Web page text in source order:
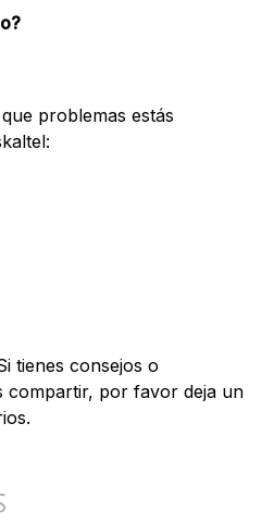
problemas estás
tienes consejos o
compartir, por favor deja un